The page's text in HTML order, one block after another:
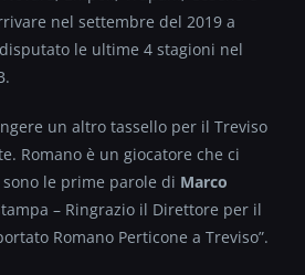
nel settembre del 2019 a
le ultime 4 stagioni nel
un altro tassello per il Treviso
Romano è un giocatore che ci
le prime parole di Marco
– Ringrazio il Direttore per il
Romano Perticone a Treviso”.